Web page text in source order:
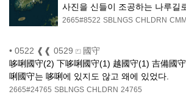
사진을 신들이 조공하는 나루길
2665#8522 SBLNGS CHLDRN
• 0522 ❰❰ 0529 ⏍ 國守
哆唎國守(2) 下哆唎國守(1) 越國守(1) 吉備國
唎國守는 哆唎에 있지도 않고 왜에 있었다.
2665#24765 SBLNGS CHLDRN 24765